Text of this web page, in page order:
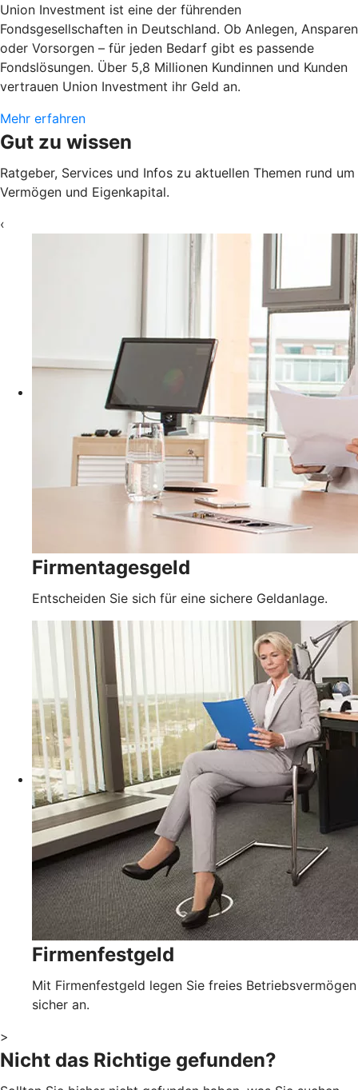
Union Investment ist eine der führenden
Fondsgesellschaften in Deutschland. Ob Anlegen, Ansparen
oder Vorsorgen – für jeden Bedarf gibt es passende
Fondslösungen. Über 5,8 Millionen Kundinnen und Kunden
vertrauen Union Investment ihr Geld an.
Mehr erfahren
Gut zu wissen
Ratgeber, Services und Infos zu aktuellen Themen rund um
Vermögen und Eigenkapital.
‹
Firmentagesgeld
Entscheiden Sie sich für eine sichere Geldanlage.
Firmenfestgeld
Mit Firmenfestgeld legen Sie freies Betriebsvermögen
sicher an.
>
Nicht das Richtige gefunden?